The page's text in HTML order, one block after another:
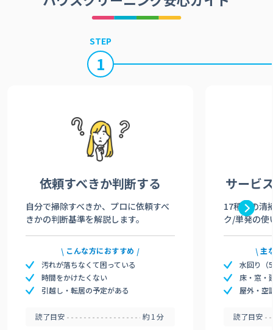
STEP
1
依頼すべきか判断する
自分で掃除すべきか、プロに依頼すべ
きかの判断基準を解説します。
こんな方におすすめ
汚れが落ちなくて困っている
時間をかけたくない
引越し・転居の予定がある
読了目安 約1分
サービ
17種類の清
ク/単発の使
主
水回り（
床・窓・
屋外・空
読了目安